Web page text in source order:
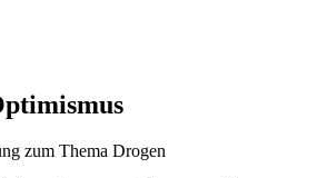
zum Thema Drogen